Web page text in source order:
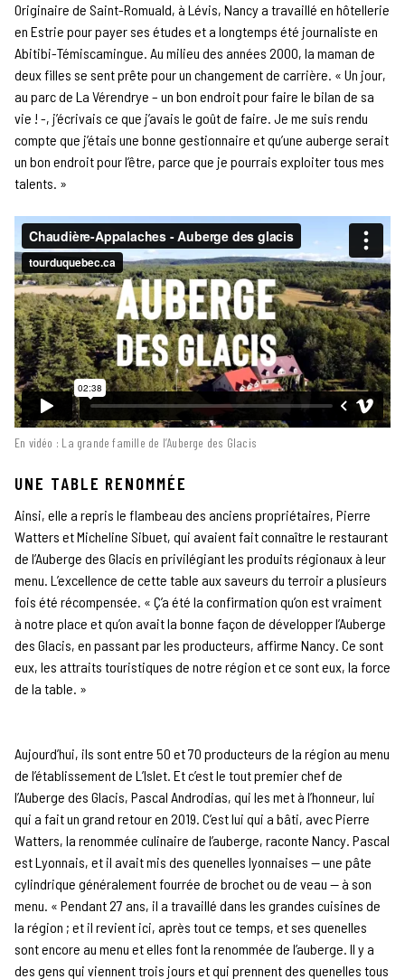
Originaire de Saint-Romuald, à Lévis, Nancy a travaillé en hôtellerie
en Estrie pour payer ses études et a longtemps été journaliste en
Abitibi-Témiscamingue. Au milieu des années 2000, la maman de
deux filles se sent prête pour un changement de carrière. « Un jour,
au parc de La Vérendrye – un bon endroit pour faire le bilan de sa
vie ! -, j’écrivais ce que j’avais le goût de faire. Je me suis rendu
compte que j’étais une bonne gestionnaire et qu’une auberge serait
un bon endroit pour l’être, parce que je pourrais exploiter tous mes
talents. »
En vidéo : La grande famille de l’Auberge des Glacis
UNE TABLE RENOMMÉE
Ainsi, elle a repris le flambeau des anciens propriétaires, Pierre
Watters et Micheline Sibuet, qui avaient fait connaître le restaurant
de l’Auberge des Glacis en privilégiant les produits régionaux à leur
menu. L’excellence de cette table aux saveurs du terroir a plusieurs
fois été récompensée. « Ç’a été la confirmation qu’on est vraiment
à notre place et qu’on avait la bonne façon de développer l’Auberge
des Glacis, en passant par les producteurs, affirme Nancy. Ce sont
eux, les attraits touristiques de notre région et ce sont eux, la force
de la table. »
Aujourd’hui, ils sont entre 50 et 70 producteurs de la région au menu
de l’établissement de L’Islet. Et c’est le tout premier chef de
l’Auberge des Glacis, Pascal Androdias, qui les met à l’honneur, lui
qui a fait un grand retour en 2019. C’est lui qui a bâti, avec Pierre
Watters, la renommée culinaire de l’auberge, raconte Nancy. Pascal
est Lyonnais, et il avait mis des quenelles lyonnaises — une pâte
cylindrique généralement fourrée de brochet ou de veau — à son
menu. « Pendant 27 ans, il a travaillé dans les grandes cuisines de
la région ; et il revient ici, après tout ce temps, et ses quenelles
sont encore au menu et elles font la renommée de l’auberge. Il y a
des gens qui viennent trois jours et qui prennent des quenelles tous